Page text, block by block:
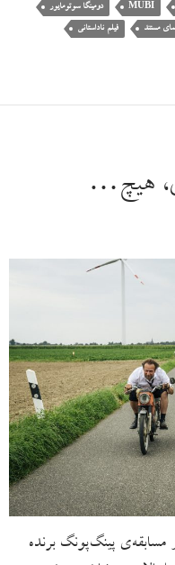
MUBI دومینگا سوتومایور
مستند فیلم ناداستانی
هیچ…
مسابقه‌ی پینگ‌پونگ برنده